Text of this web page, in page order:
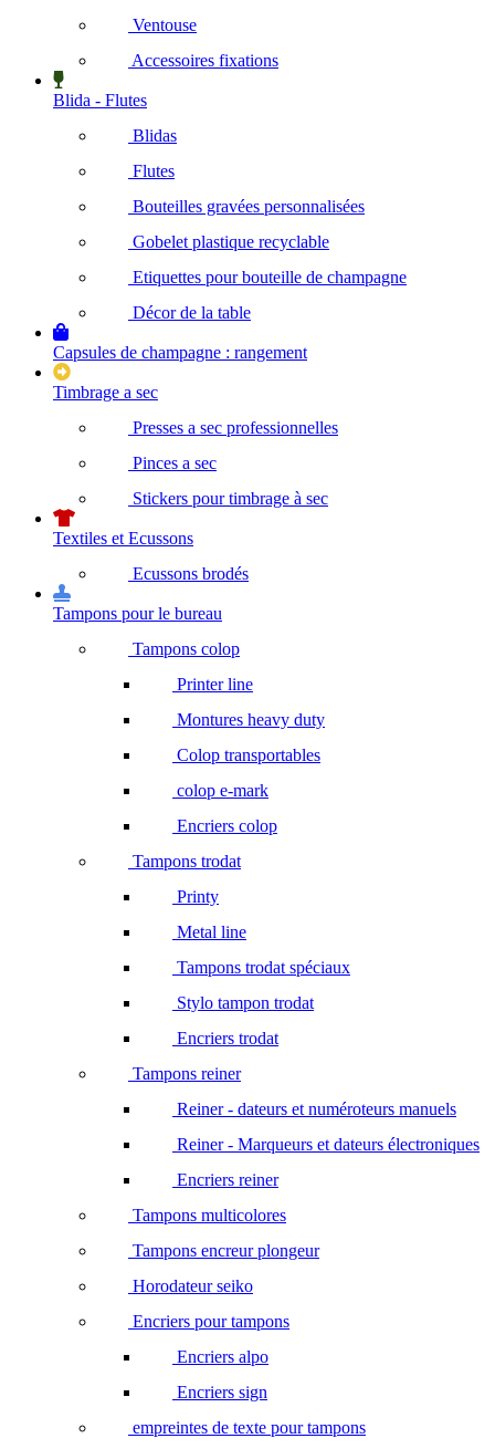
Ventouse
Accessoires fixations
Blida - Flutes
Blidas
Flutes
Bouteilles gravées personnalisées
Gobelet plastique recyclable
Etiquettes pour bouteille de champagne
Décor de la table
Capsules de champagne : rangement
Timbrage a sec
Presses a sec professionnelles
Pinces a sec
Stickers pour timbrage à sec
Textiles et Ecussons
Ecussons brodés
Tampons pour le bureau
Tampons colop
Printer line
Montures heavy duty
Colop transportables
colop e-mark
Encriers colop
Tampons trodat
Printy
Metal line
Tampons trodat spéciaux
Stylo tampon trodat
Encriers trodat
Tampons reiner
Reiner - dateurs et numéroteurs manuels
Reiner - Marqueurs et dateurs électroniques
Encriers reiner
Tampons multicolores
Tampons encreur plongeur
Horodateur seiko
Encriers pour tampons
Encriers alpo
Encriers sign
empreintes de texte pour tampons